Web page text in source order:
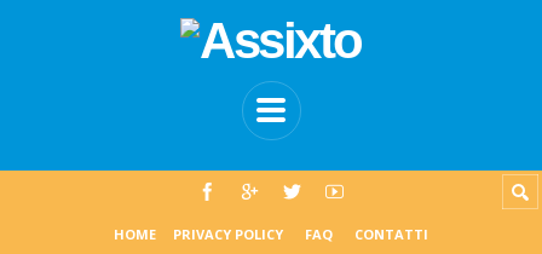
HOME PRIVACY POLICY FAQ CONTATTI